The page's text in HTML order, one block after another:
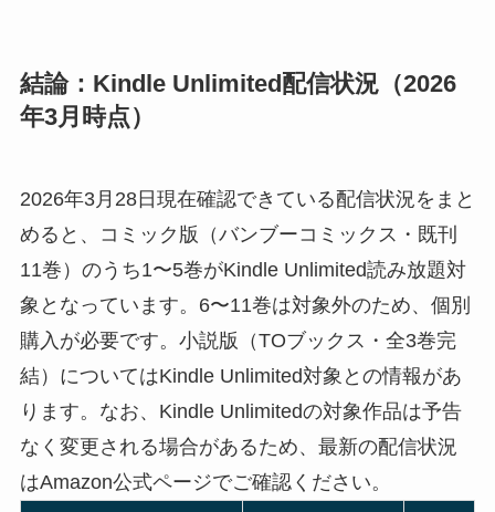
結論：Kindle Unlimited配信状況（2026
年3月時点）
2026年3月28日現在確認できている配信状況をまと
めると、コミック版（バンブーコミックス・既刊
11巻）のうち1〜5巻がKindle Unlimited読み放題対
象となっています。6〜11巻は対象外のため、個別
購入が必要です。小説版（TOブックス・全3巻完
結）についてはKindle Unlimited対象との情報があ
ります。なお、Kindle Unlimitedの対象作品は予告
なく変更される場合があるため、最新の配信状況
はAmazon公式ページでご確認ください。